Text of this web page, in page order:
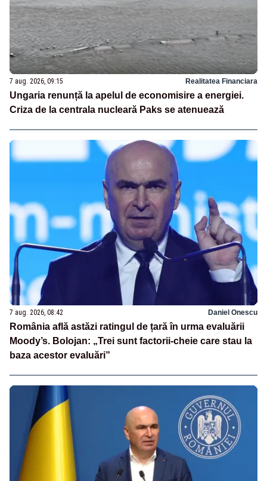
7 aug. 2026, 09:15 Realitatea Financiara
Ungaria renunță la apelul de economisire a energiei.
Criza de la centrala nucleară Paks se atenuează
7 aug. 2026, 08:42 Daniel Onescu
România află astăzi ratingul de țară în urma evaluării
Moody’s. Bolojan: „Trei sunt factorii-cheie care stau la
baza acestor evaluări”